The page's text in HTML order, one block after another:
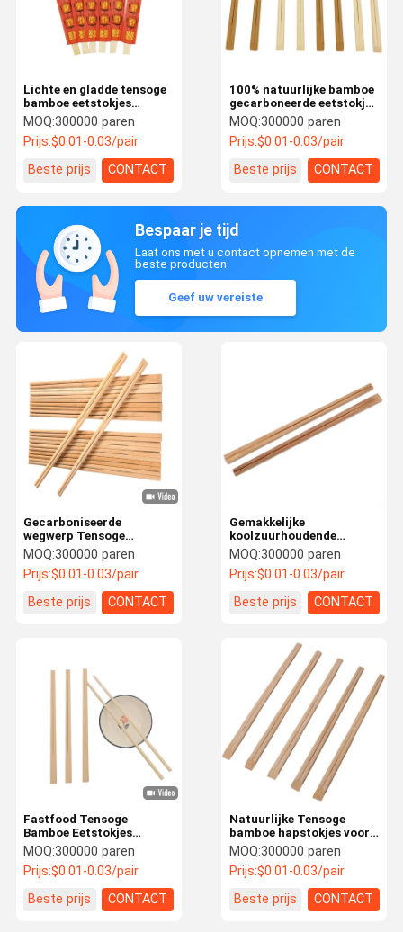
Lichte en gladde tensoge
bamboe eetstokjes
Natuurlijke antibacteriële
hoge hardheid
MOQ:300000 paren
Prijs:$0.01-0.03/pair
Beste prijs
CONTACT
100% natuurlijke bamboe
gecarboneerde eetstokjes
biologisch afbreekbare
Tensoge bamboe
eetstokjes
MOQ:300000 paren
Prijs:$0.01-0.03/pair
Beste prijs
CONTACT
Bespaar je tijd
Laat ons met u contact opnemen met de
beste producten.
Geef uw vereiste
Gemakkelijke
koolzuurhoudende
eetstokjes
Wegwerpbamboes
eetstokjes voor hotels
MOQ:300000 paren
Prijs:$0.01-0.03/pair
Beste prijs
CONTACT
Gecarboniseerde
wegwerp Tensoge
bamboe eetstokjes voor
huishoudelijk/restaurant/hotel,
logo en verpakking op
MOQ:300000 paren
Prijs:$0.01-0.03/pair
Beste prijs
CONTACT
Natuurlijke Tensoge
bamboe hapstokjes voor
sushi cadeautjes
Gelegenheid
210mm*4.8mm
MOQ:300000 paren
Prijs:$0.01-0.03/pair
Beste prijs
CONTACT
Fastfood Tensoge
Bamboe Eetstokjes
Eetstokjes Veelzijdige
Chinese eetstokjes
MOQ:300000 paren
Prijs:$0.01-0.03/pair
Beste prijs
CONTACT